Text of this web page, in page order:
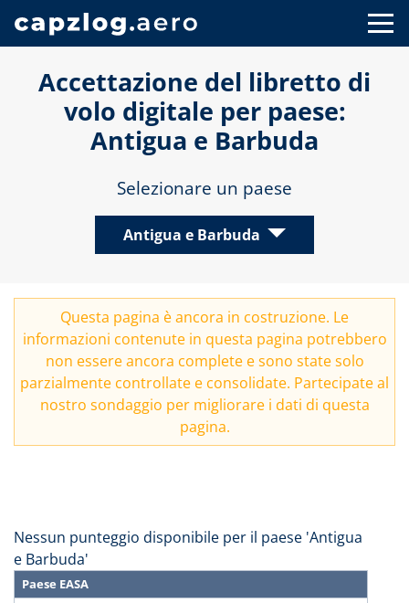
Accettazione del libretto di
volo digitale per paese:
Antigua e Barbuda
Selezionare un paese
Antigua e Barbuda
Questa pagina è ancora in costruzione. Le
informazioni contenute in questa pagina potrebbero
non essere ancora complete e sono state solo
parzialmente controllate e consolidate. Partecipate al
nostro sondaggio per migliorare i dati di questa
pagina.
Nessun punteggio disponibile per il paese 'Antigua
e Barbuda'
Paese EASA